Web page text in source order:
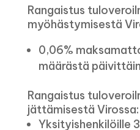
Rangaistus
myöhästymisestä
0,06%
määrästä
Rangaistus
jättämisestä Virossa:
Yksityishenkilöille